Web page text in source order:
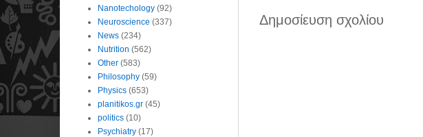
Δημοσίευση σχολίου
Nanotechology (92)
Neuroscience (337)
News (234)
Nutrition (562)
Other (583)
Philosophy (59)
Physics (653)
planitikos.gr (45)
politics (10)
Psychiatry (17)